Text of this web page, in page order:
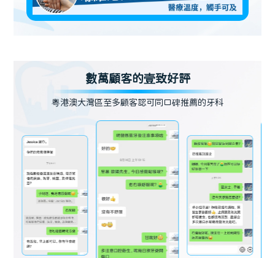
數萬顧客的壹致好評
粵港澳大灣區至多顧客認可同口碑推薦的牙科